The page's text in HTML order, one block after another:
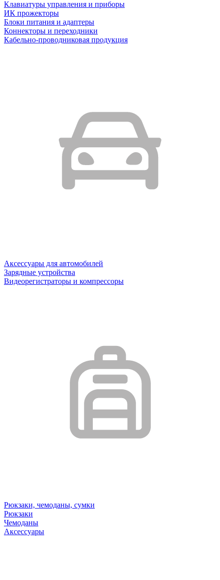
Клавиатуры управления и приборы
ИК прожекторы
Блоки питания и адаптеры
Коннекторы и переходники
Кабельно-проводниковая продукция
Аксессуары для автомобилей
Зарядные устройства
Видеорегистраторы и компрессоры
Рюкзаки, чемоданы, сумки
Рюкзаки
Чемоданы
Аксессуары